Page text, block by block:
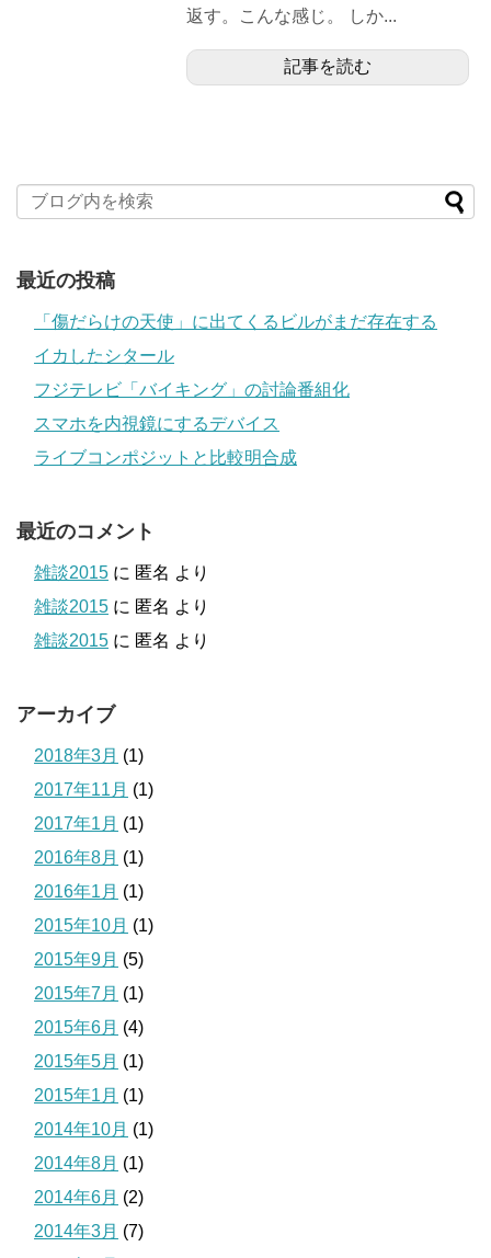
返す。こんな感じ。 しか...
記事を読む
最近の投稿
「傷だらけの天使」に出てくるビルがまだ存在する
イカしたシタール
フジテレビ「バイキング」の討論番組化
スマホを内視鏡にするデバイス
ライブコンポジットと比較明合成
最近のコメント
雑談2015 に 匿名 より
雑談2015 に 匿名 より
雑談2015 に 匿名 より
アーカイブ
2018年3月 (1)
2017年11月 (1)
2017年1月 (1)
2016年8月 (1)
2016年1月 (1)
2015年10月 (1)
2015年9月 (5)
2015年7月 (1)
2015年6月 (4)
2015年5月 (1)
2015年1月 (1)
2014年10月 (1)
2014年8月 (1)
2014年6月 (2)
2014年3月 (7)